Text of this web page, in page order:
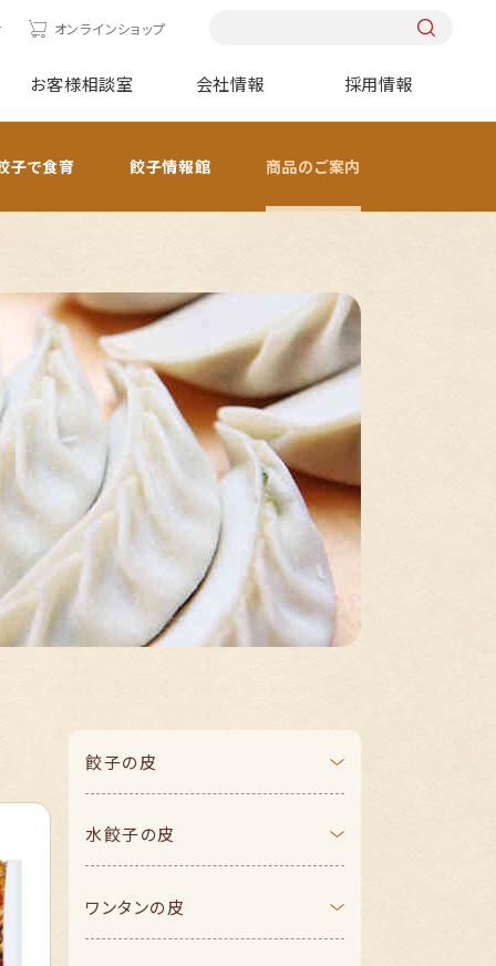
オンラインショップ
お客様相談室 会社情報 採用情報
子で食育 餃子情報館 商品のご案内
餃子の皮
水餃子の皮
ワンタンの皮